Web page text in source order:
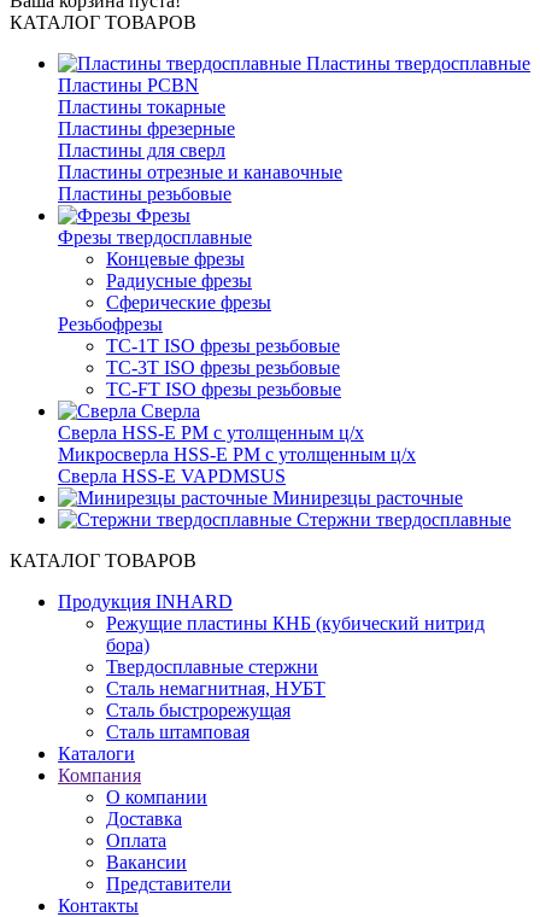
КАТАЛОГ ТОВАРОВ
Пластины твердосплавные
Пластины PCBN
Пластины токарные
Пластины фрезерные
Пластины для сверл
Пластины отрезные и канавочные
Пластины резьбовые
Фрезы
Фрезы твердосплавные
Концевые фрезы
Радиусные фрезы
Сферические фрезы
Резьбофрезы
TC-1T ISO фрезы резьбовые
TC-3T ISO фрезы резьбовые
TC-FT ISO фрезы резьбовые
Сверла
Cверла HSS-E PM c утолщенным ц/х
Микросверла HSS-E PM c утолщенным ц/х
Сверла HSS-E VAPDMSUS
Минирезцы расточные
Cтержни твердосплавные
КАТАЛОГ ТОВАРОВ
Продукция INHARD
Режущие пластины КНБ (кубический нитрид
бора)
Твердосплавные стержни
Сталь немагнитная, НУБТ
Сталь быстрорежущая
Сталь штамповая
Каталоги
Компания
О компании
Доставка
Оплата
Вакансии
Представители
Контакты